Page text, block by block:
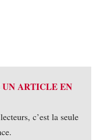
ARTICLE EN
c’est la seule